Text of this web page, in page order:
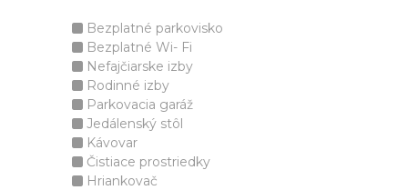
Bezplatné parkovisko
Bezplatné Wi- Fi
Nefajčiarske izby
Rodinné izby
Parkovacia garáž
Jedálenský stôl
Kávovar
Čistiace prostriedky
Hriankovač